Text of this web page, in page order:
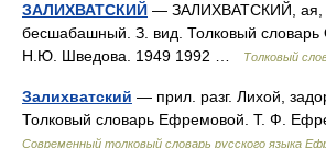
ЗАЛИХВАТСКИЙ — ЗАЛИХВАТСКИЙ, ая,
бесшабашный. З. вид. Толковый словарь
Н.Ю. Шведова. 1949 1992 …
Толковый
Залихватский — прил. разг. Лихой,
Толковый словарь Ефремовой. Т. Ф.
Современный толковый словарь русского языка